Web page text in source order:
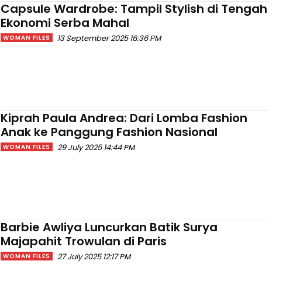
Capsule Wardrobe: Tampil Stylish di Tengah
Ekonomi Serba Mahal
WOMAN FILES 13 September 2025 16:36 PM
Kiprah Paula Andrea: Dari Lomba Fashion
Anak ke Panggung Fashion Nasional
WOMAN FILES 29 July 2025 14:44 PM
Barbie Awliya Luncurkan Batik Surya
Majapahit Trowulan di Paris
WOMAN FILES 27 July 2025 12:17 PM